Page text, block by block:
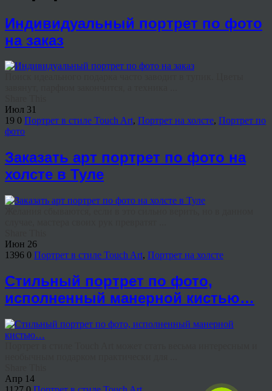
Индивидуальный портрет по фото
на заказ
Июл 31
19 0 Портрет в стиле Touch Art, Портрет на холсте, Портрет по
фото
Заказать арт портрет по фото на
холсте в Туле
Июн 26
1396 0 Портрет в стиле Touch Art, Портрет на холсте
Стильный портрет по фото,
исполненный манерной кистью…
Апр 14